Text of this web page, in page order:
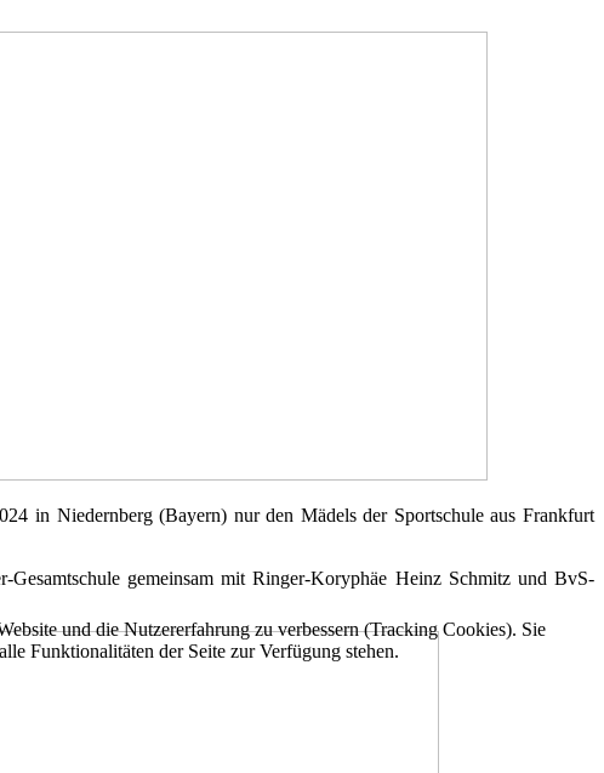
in Niedernberg (Bayern) nur den Mädels der Sportschule aus Frankfurt
gemeinsam mit Ringer-Koryphäe Heinz Schmitz und BvS-
und die Nutzererfahrung zu verbessern (Tracking Cookies). Sie
Funktionalitäten der Seite zur Verfügung stehen.